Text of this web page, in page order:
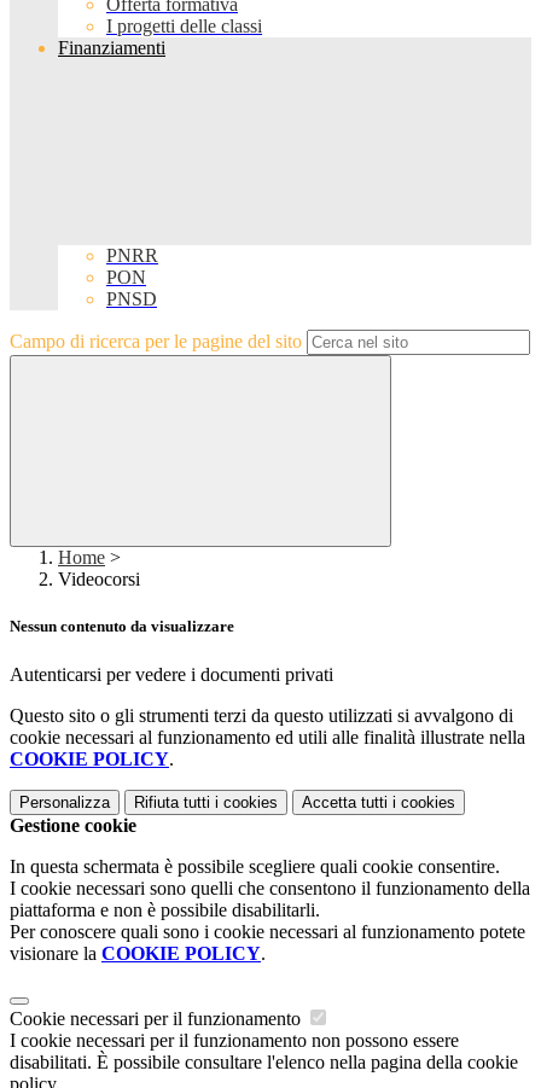
Offerta formativa
I progetti delle classi
Finanziamenti
PNRR
PON
PNSD
Campo di ricerca per le pagine del sito
Home >
Videocorsi
Nessun contenuto da visualizzare
Autenticarsi per vedere i documenti privati
Questo sito o gli strumenti terzi da questo utilizzati si avvalgono di
cookie necessari al funzionamento ed utili alle finalità illustrate nella
COOKIE POLICY.
Personalizza Rifiuta tutti i cookies Accetta tutti i cookies
Gestione cookie
In questa schermata è possibile scegliere quali cookie consentire.
I cookie necessari sono quelli che consentono il funzionamento della
piattaforma e non è possibile disabilitarli.
Per conoscere quali sono i cookie necessari al funzionamento potete
visionare la COOKIE POLICY.
Cookie necessari per il funzionamento
I cookie necessari per il funzionamento non possono essere
disabilitati. È possibile consultare l'elenco nella pagina della cookie
policy.